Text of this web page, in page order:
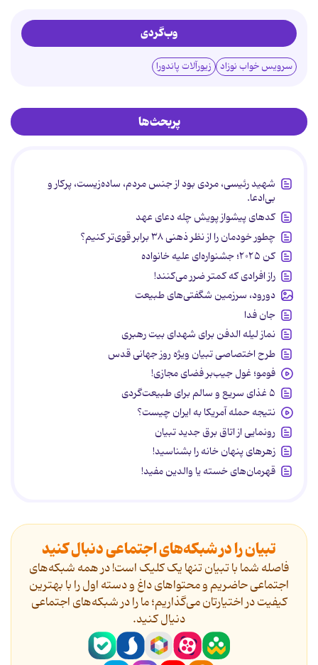
وب‌گردی
سرویس خواب نوزاد زیورآلات پاندورا
پربحث‌ها
شهید رئیسی، مردی بود از جنس مردم، ساده‌زیست، پرکار و
بی‌ادعا.
کدهای پیشواز پویش چله دعای عهد
چطور خودمان را از نظر ذهنی ۳۸ برابر قوی‌تر کنیم؟
کن ۲۰۲۵؛ جشنواره‌ای علیه خانواده
راز افرادی که کمتر ضرر می‌کنند!
دورود، سرزمین شگفتی‌های طبیعت
جان فدا
نماز لیله الدفن برای شهدای بیت رهبری
طرح اختصاصی تبیان ویژه روز جهانی قدس
فومو؛ غول جیب‌بر فضای مجازی!
۵ غذای سریع و سالم برای طبیعت‌گردی
نتیجه حمله آمریکا به ایران چیست؟
رونمایی از اتاق برق جدید تبیان
زهرهای پنهان خانه را بشناسید!
قهرمان‌های خسته یا والدین مفید!
تبیان را در شبکه‌های اجتماعی دنبال کنید
فاصله شما با تبیان تنها یک کلیک است! در همه شبکه‌های
اجتماعی حاضریم و محتواهای داغ و دسته اول را با بهترین
کیفیت در اختیارتان می‌گذاریم؛ ما را در شبکه‌های اجتماعی
دنیال کنید.